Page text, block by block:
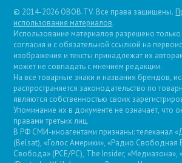
© 2014-2026 OBOB.TV. Все права защищены.
использования материалов.
Использование материалов разрешено
согласия и с обязательной ссылкой на
изображения и тексты принадлежат их
может не совпадать с мнением редакции.
На все товарные знаки и названия брендов,
распространяется законодательство по
являются собственностью своих
Упоминание их в документе не означает, что
правами третьих лиц.
В РФ СМИ-иноагентами признаны: телеканал
(Belsat), «Голос Америки», «Радио Свободная
Свобода» (PCE/PC), The Insider, «Медиазона»,